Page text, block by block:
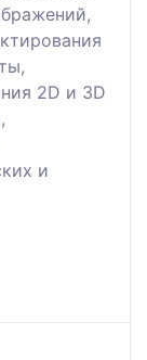
2D и 3D
и